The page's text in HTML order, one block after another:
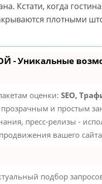
Кстати, когда
плотными
- Уникальные
оценки: SEO,
и простым
пресс-релизы -
вашего
подбор